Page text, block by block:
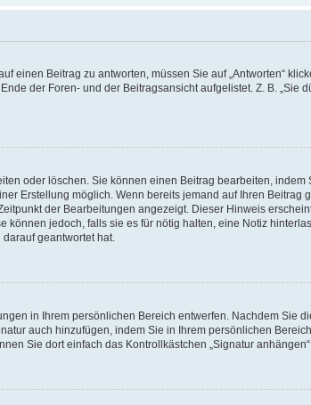
einen Beitrag zu antworten, müssen Sie auf „Antworten“
der Foren- und der Beitragsansicht aufgelistet. Z. B. „Sie
oder löschen. Sie können einen Beitrag bearbeiten, indem
Erstellung möglich. Wenn bereits jemand auf Ihren Beitrag
der Bearbeitungen angezeigt. Dieser Hinweis
jedoch, falls sie es für nötig halten, eine Notiz
geantwortet hat.
in Ihrem persönlichen Bereich entwerfen. Nachdem Sie
auch hinzufügen, indem Sie in Ihrem persönlichen
Sie dort einfach das Kontrollkästchen „Signatur